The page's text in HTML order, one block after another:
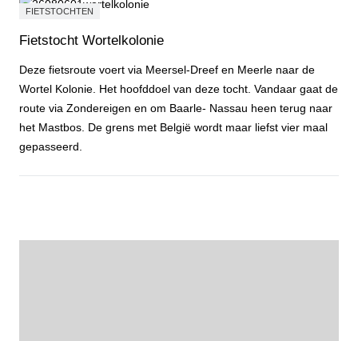
FIETSTOCHTEN
Fietstocht Wortelkolonie
Deze fietsroute voert via Meersel-Dreef en Meerle naar de
Wortel Kolonie. Het hoofddoel van deze tocht. Vandaar gaat de
route via Zondereigen en om Baarle- Nassau heen terug naar
het Mastbos. De grens met België wordt maar liefst vier maal
gepasseerd.